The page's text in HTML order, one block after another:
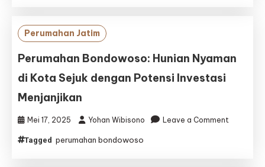
Bringin
Pare
Perumahan Jatim
Perumahan Bondowoso: Hunian Nyaman
di Kota Sejuk dengan Potensi Investasi
Menjanjikan
Mei 17, 2025 Yohan Wibisono Leave a Comment
Tagged perumahan bondowoso